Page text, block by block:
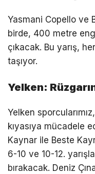
Yasmani Copello ve
birde, 400 metre
çıkacak. Bu yarış,
taşıyor.
Yelken:
Yelken
kıyasıya mücadele
Kaynar ile Beste
6-10 ve 10-12.
bırakacak. Deniz